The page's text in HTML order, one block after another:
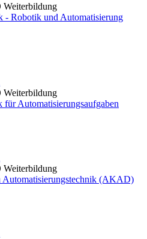
Robotik und Automatisierung
Automatisierungsaufgaben
(AKAD)